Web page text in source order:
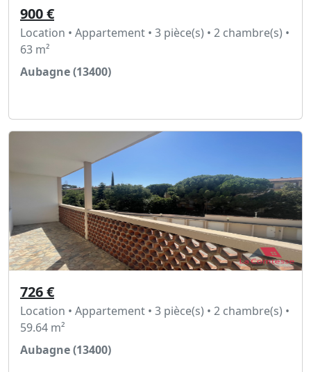
900 €
Location • Appartement • 3 pièce(s) • 2 chambre(s) •
63 m²
Aubagne (13400)
726 €
Location • Appartement • 3 pièce(s) • 2 chambre(s) •
59.64 m²
Aubagne (13400)